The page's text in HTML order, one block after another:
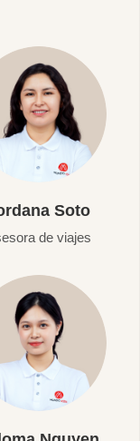
Soto
de viajes